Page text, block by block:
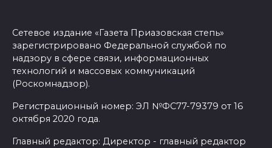
Сетевое издание «Газета Приазовская степь»
зарегистрировано Федеральной службой по
надзору в сфере связи, информационных
технологий и массовых коммуникаций
(Роскомнадзор).
Регистрационный номер: ЭЛ №ФС77-79379 от 16
октября 2020 года.
Главный редактор: Директор - главный редактор